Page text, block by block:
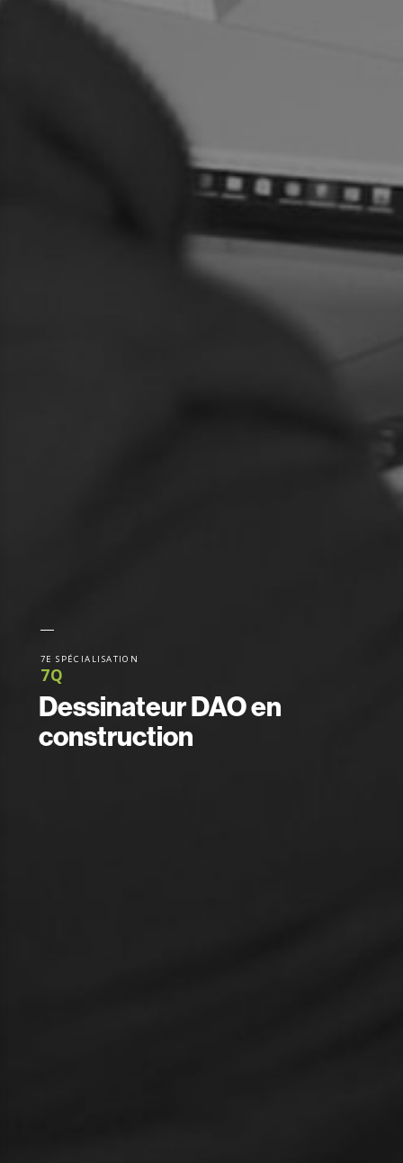
7E SPÉCIALISATION
7Q
Dessinateur DAO en
construction